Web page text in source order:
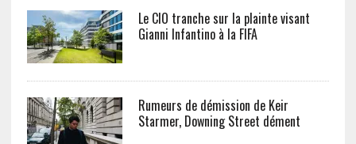
Le CIO tranche sur la plainte visant
Gianni Infantino à la FIFA
Rumeurs de démission de Keir
Starmer, Downing Street dément